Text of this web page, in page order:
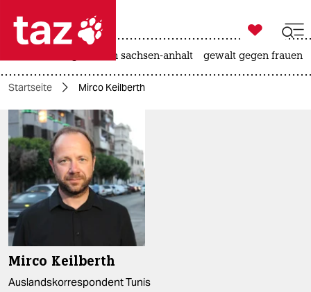
 taz zahl ich
taz zahl ich
themen
politik
öko
gesellschaft
kultur
sport

taz zahl ich
landtagswahl in sachsen-anhalt gewalt gegen frauen
Startseite Mirco Keilberth
Mirco Keilberth
Auslandskorrespondent Tunis